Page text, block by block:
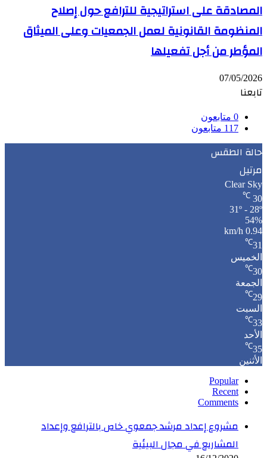
المصادقة على استراتيجية للترافع حول إصلاح
المنظومة القانونية لعمل الجمعيات وعلى الميثاق
المؤطر من أجل تفعيلها
07/05/2026
تابعنا
0 متابعون
117 متابعون
حالة الطقس
مرتيل
Clear Sky
30
℃
31º - 28º
54%
0.94 km/h
31
℃
الخميس
30
℃
الجمعة
29
℃
السبت
33
℃
الأحد
35
℃
الأثنين
Popular
Recent
Comments
مشروع إعداد مرشد جمعوي خاص بالترافع وإعداد
المشاريع في مجال البيئية